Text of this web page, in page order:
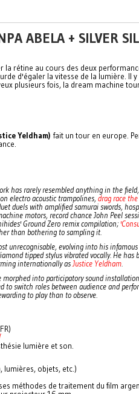
ABELA + SILVER
la rétine au cours des deux
d'égaler la vitesse de la lumière. Il
plusieurs fois, la dream machine
Yeldham) fait un tour en europe.
has rarely resembled anything in the
electro acoustic trampolines,drag race
duels with amplified samurai swords,
motors, record chance John Peel
Ground Zero remix compilation;
than bothering to sampling it.
unrecognisable, evolving into his
tipped stylus vibrated vocally. He has
internationally asJustice Yeldham.
into participatory sound
to switch roles between audience and
to play than to observe.
lumière et son.
lumières, objets, etc.)
méthodes de traitement du film